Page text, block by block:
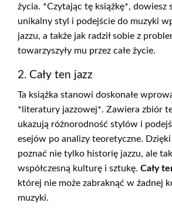
życia. *Czytając tę książkę*, dowiesz
unikalny styl i podejście do muzyki
jazzu, a także jak radził sobie z
towarzyszyły mu przez całe życie.
2. Cały ten jazz
Ta książka stanowi doskonałe
*literatury jazzowej*. Zawiera zbiór
ukazują różnorodność stylów i
esejów po analizy teoretyczne. Dzięki
poznać nie tylko historię jazzu, ale
współczesną kulturę i sztukę. Cały
której nie może zabraknąć w żadnej
muzyki.